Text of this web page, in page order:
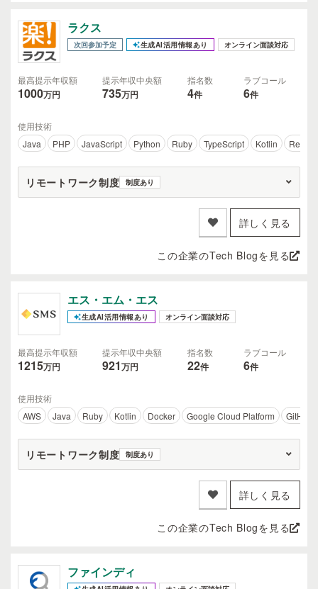
ラクス
次回参加予定 生成AI活用情報あり オンライン面談対応
最高提示年収額
1000万円
提示年収中央額
735万円
指名数
4件
ラブコール
6件
使用技術
Java
PHP JavaScript Python Ruby TypeScript Kotlin React
リモートワーク制度 制度あり
詳しく見る
この企業のTech Blogを見る
エス・エム・エス
生成AI活用情報あり オンライン面談対応
最高提示年収額
1215万円
提示年収中央額
921万円
指名数
22件
ラブコール
6件
使用技術
AWS
Java Ruby Kotlin Docker Google Cloud Platform GitHub
リモートワーク制度 制度あり
詳しく見る
この企業のTech Blogを見る
ファインディ